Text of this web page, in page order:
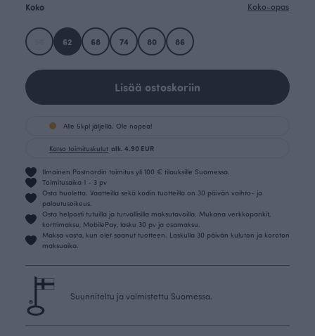
Koko Koko-opas
62 68 74 80 86
Lisää ostoskoriin
Alle 5kpl jäljellä. Ole nopea!
Katso toimituskulut alk. 4.90 EUR
Ilmainen Postnordin toimitus yli 100 € tilauksille Suomessa.
Toimitusaika 1 - 3 pv
Osta huoletta. Vaatteilla sekä kodin tuotteilla on 30 päivän vaihto- ja
palautusoikeus.
Osta helposti tutuilla ja turvallisilla maksutavoilla. Mukana verkkopankit,
korttimaksu, MobilePay, lasku 30 pv ja osamaksu.
Maksa vasta, kun olet saanut tuotteen. Laskulla 30 päivän kuluton ja koroton
maksuaika.
Suunniteltu ja valmistettu Suomessa.